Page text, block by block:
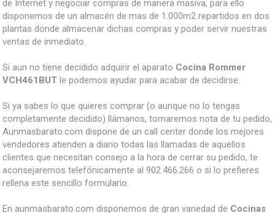
de Internet y negociar compras de manera masiva, para ello
disponemos de un almacén de mas de 1.000m2 repartidos en dos
plantas donde almacenar dichas compras y poder servir nuestras
ventas de inmediato.
Si aun no tiene decidido adquirir el aparato Cocina Rommer
VCH461BUT le podemos ayudar para acabar de decidirse.
Si ya sabes lo que quieres comprar (o aunque no lo tengas
completamente decidido) llámanos, tomaremos nota de tu pedido,
Aunmasbarato.com dispone de un call center donde los mejores
vendedores atienden a diario todas las llamadas de aquellos
clientes que necesitan consejo a la hora de cerrar su pedido, te
aconsejaremos telefónicamente al 902.466.266 o si lo prefieres
rellena este sencillo formulario.
En aunmasbarato.com disponemos de gran variedad de Cocinas